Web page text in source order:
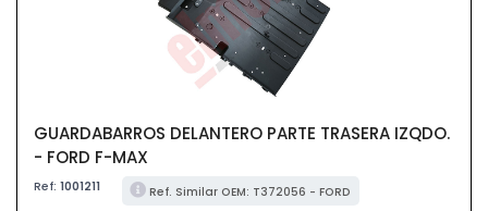
GUARDABARROS DELANTERO PARTE TRASERA IZQDO.
- FORD F-MAX
Ref: 1001211 Ref. Similar OEM: T372056 - FORD